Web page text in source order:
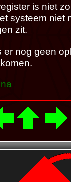
is niet
systeem niet
zit.
nog geen